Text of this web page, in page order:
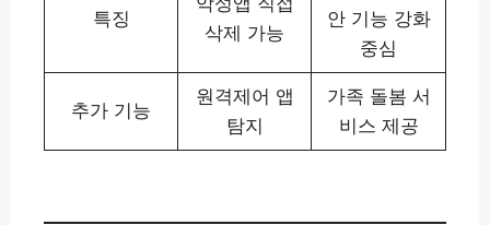
특징
삭제 가능
안 기능 강화
중심
추가 기능
원격제어 앱
탐지
가족 돌봄 서
비스 제공